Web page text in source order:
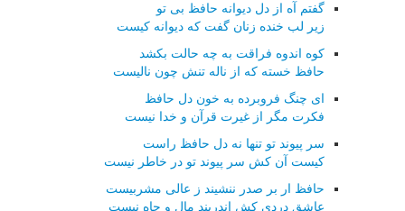
گفتم آه از دل دیوانه حافظ بی تو
زیر لب خنده زنان گفت که دیوانه کیست
کوه اندوه فراقت به چه حالت بکشد
حافظ خسته که از ناله تنش چون نالیست
ای چنگ فروبرده به خون دل حافظ
فکرت مگر از غیرت قرآن و خدا نیست
سر پیوند تو تنها نه دل حافظ راست
کیست آن کش سر پیوند تو در خاطر نیست
حافظ ار بر صدر ننشیند ز عالی مشربیست
عاشق دردی کش اندربند مال و جاه نیست